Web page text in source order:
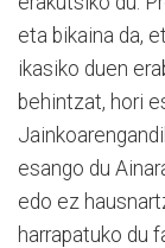
eta bikaina da,
ikasiko duen
behintzat, hori
esango du
edo ez
harrapatuko du